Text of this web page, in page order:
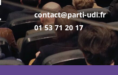
contact@parti-udi.fr
01 53 71 20 17